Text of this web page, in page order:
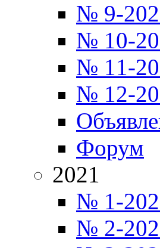
№ 9-
№ 10-
№ 11-
№ 12-
Форум
2021
№ 1-
№ 2-